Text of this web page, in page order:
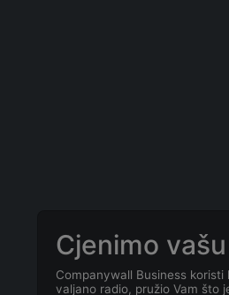
Cjenimo
Companywall Business
valjano radio, pružio Vam što